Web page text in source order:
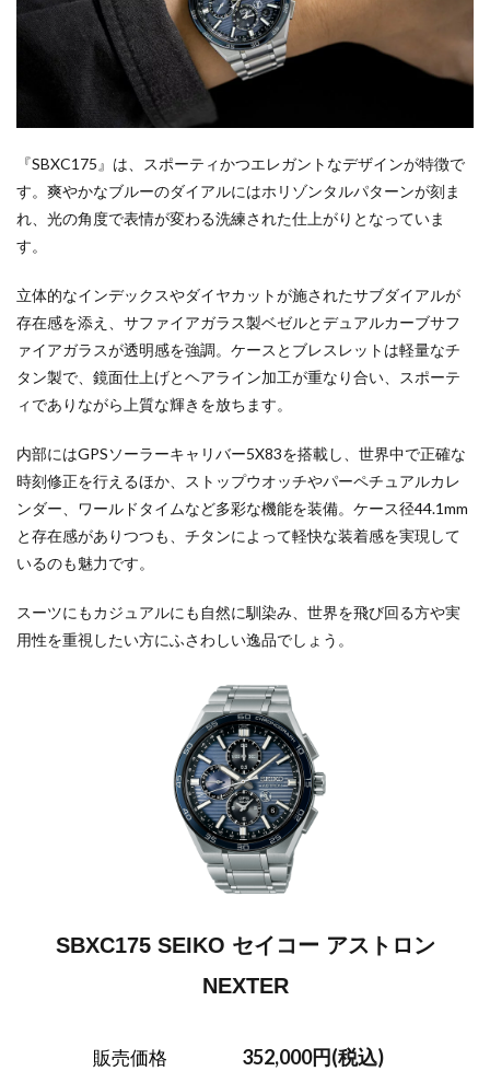
『SBXC175』は、スポーティかつエレガントなデザインが特徴で
す。爽やかなブルーのダイアルにはホリゾンタルパターンが刻ま
れ、光の角度で表情が変わる洗練された仕上がりとなっていま
す。
立体的なインデックスやダイヤカットが施されたサブダイアルが
存在感を添え、サファイアガラス製ベゼルとデュアルカーブサフ
ァイアガラスが透明感を強調。ケースとブレスレットは軽量なチ
タン製で、鏡面仕上げとヘアライン加工が重なり合い、スポーテ
ィでありながら上質な輝きを放ちます。
内部にはGPSソーラーキャリバー5X83を搭載し、世界中で正確な
時刻修正を行えるほか、ストップウオッチやパーペチュアルカレ
ンダー、ワールドタイムなど多彩な機能を装備。ケース径44.1mm
と存在感がありつつも、チタンによって軽快な装着感を実現して
いるのも魅力です。
スーツにもカジュアルにも自然に馴染み、世界を飛び回る方や実
用性を重視したい方にふさわしい逸品でしょう。
SBXC175 SEIKO セイコー アストロン
NEXTER
販売価格 352,000円(税込)